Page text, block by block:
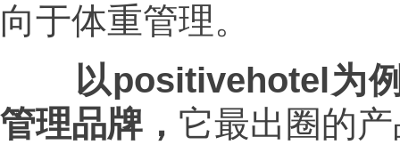
向于体重管理。
以positivehotel为
管理品牌， 它最出圈的